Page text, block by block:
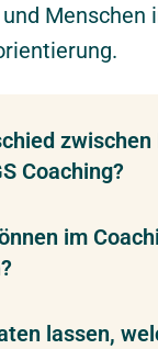
Menschen
zwischen
Coaching?
im
lassen,